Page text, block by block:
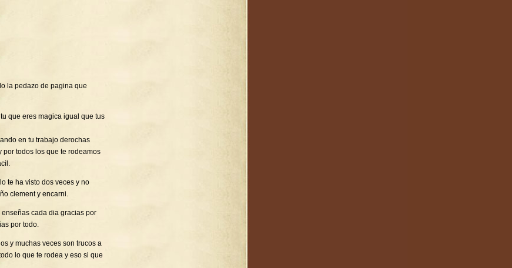
la pedazo de pagina que
que eres magica igual que tus
en tu trabajo derochas
por todos los que te rodeamos
te ha visto dos veces y no
clement y encarni.
cada dia gracias por
por todo.
y muchas veces son trucos a
lo que te rodea y eso si que